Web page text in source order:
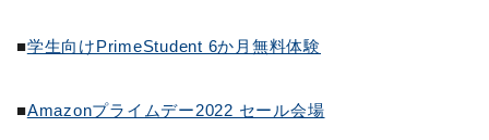
■学生向けPrimeStudent 6か月無料体験
■Amazonプライムデー2022 セール会場